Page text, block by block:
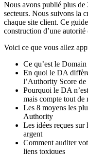
Nous avons publié plus de
secteurs. Nous suivons la
chaque site client. Ce
construction d’une autorité
Voici ce que vous allez
Ce qu’est le
En quoi le DA
l’Authority Score de
Pourquoi le DA
mais compte tout de
Les 8 moyens les
Authority
Les idées reçues
argent
Comment auditer
liens toxiques